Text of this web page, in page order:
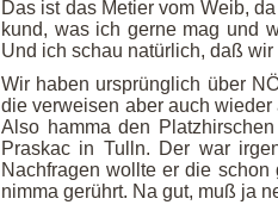
Das ist das Metier vom Weib,
kund, was ich gerne mag und
Und ich schau natürlich, daß
Wir haben ursprünglich über
die verweisen aber auch
Also hamma den
Praskac in Tulln. Der war
Nachfragen wollte er die
nimma gerührt. Na gut, muß ja